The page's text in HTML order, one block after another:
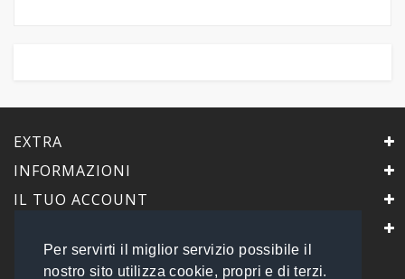
Per servirti il miglior servizio possibile il
nostro sito utilizza cookie, propri e di terzi.
EXTRA
INFORMAZIONI
IL TUO ACCOUNT
PrimaScelta Point